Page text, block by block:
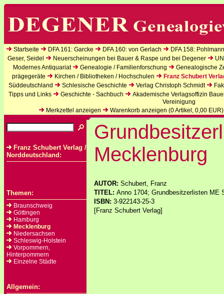
Startseite DFA 161: Garcke DFA 160: von Gerlach
DFA 158:
Geser, Seidel
Neuerscheinungen bei Bauer & Raspe und bei Degener
Modernes Antiquariat
Genealogie / Familienforschung
Genealogische
prägegeräte
Kirchen / Bibliotheken / Hochschulen
Franz Schubert
Süddeutschland
Schlesische Geschichte Verlag Christoph Schmidt
Tipps und Links
Geschichte - Sachbuch
Akademische Verlagsoffizin
Vereinigung
Merkzettel anzeigen
Warenkorb anzeigen (0Artikel, 0,00 EUR)
Franz Schubert Verlag /
Norddeutschland:
Themen:
Braunschweig
Göttingen
Hamburg
Mecklenburg
Niedersachsen
Schleswig-Holstein
Vorpommern,
Hinterpommern
Einzelne Städte
Allgemein:
Mecklenburg
AUTOR: Schubert, Franz
TITEL: Anno 1704; Grundbesitzerlisten ME
ISBN: 3-922143-25-3
[Franz Schubert Verlag]